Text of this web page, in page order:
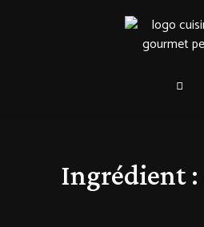
Ingrédient :